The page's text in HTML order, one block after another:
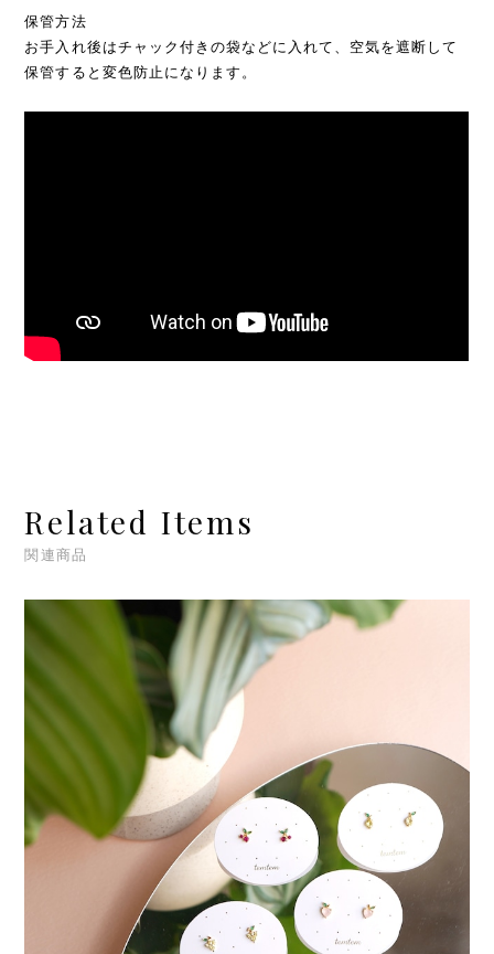
保管方法
お手入れ後はチャック付きの袋などに入れて、空気を遮断して
保管すると変色防止になります。
Related Items
関連商品